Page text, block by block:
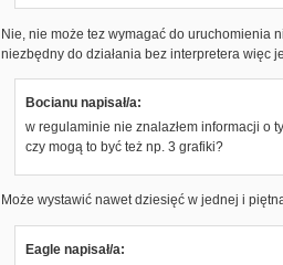
Nie, nie może tez wymagać do uruchomienia
niezbędny do działania bez interpretera więc
Bocianu napisał/a:
w regulaminie nie znalazłem informacji o
czy mogą to być też np. 3 grafiki?
Może wystawić nawet dziesięć w jednej i
Eagle napisał/a: